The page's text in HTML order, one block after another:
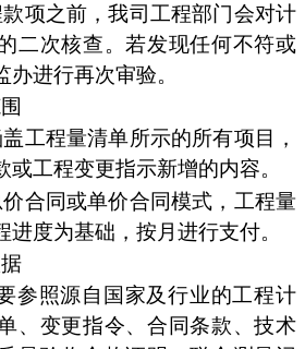
项之前，我司工程部门会对计
二次核查。若发现任何不符或
进行再次审验。
工程量清单所示的所有项目，
工程变更指示新增的内容。
合同或单价合同模式，工程量
度为基础，按月进行支付。
参照源自国家及行业的工程计
、变更指令、合同条款、技术